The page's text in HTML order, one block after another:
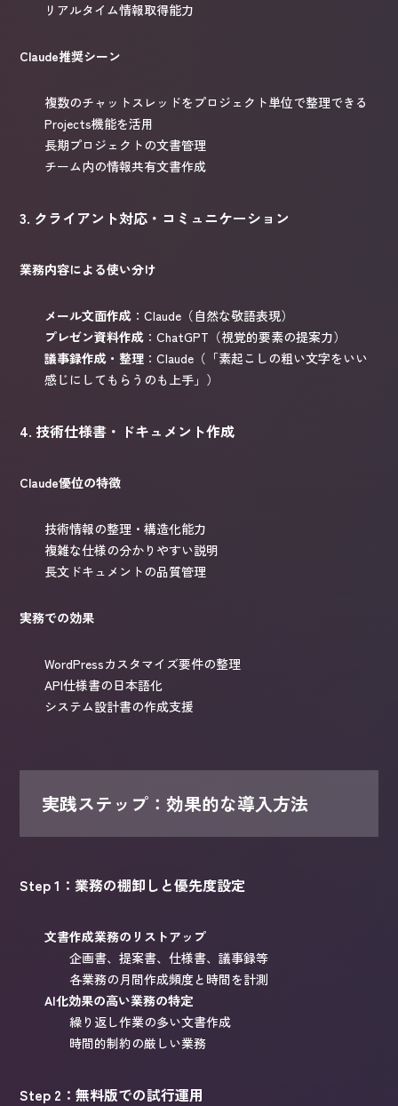
リアルタイム情報取得能力
Claude推奨シーン
複数のチャットスレッドをプロジェクト単位で整理できる
Projects機能を活用
長期プロジェクトの文書管理
チーム内の情報共有文書作成
3. クライアント対応・コミュニケーション
業務内容による使い分け
メール文面作成 ：Claude（自然な敬語表現）
プレゼン資料作成 ：ChatGPT（視覚的要素の提案力）
議事録作成・整理 ：Claude（「素起こしの粗い文字をいい
感じにしてもらうのも上手」）
4. 技術仕様書・ドキュメント作成
Claude優位の特徴
技術情報の整理・構造化能力
複雑な仕様の分かりやすい説明
長文ドキュメントの品質管理
実務での効果
WordPressカスタマイズ要件の整理
API仕様書の日本語化
システム設計書の作成支援
実践ステップ：効果的な導入方法
Step 1：業務の棚卸しと優先度設定
文書作成業務のリストアップ
企画書、提案書、仕様書、議事録等
各業務の月間作成頻度と時間を計測
AI化効果の高い業務の特定
繰り返し作業の多い文書作成
時間的制約の厳しい業務
Step 2：無料版での試行運用